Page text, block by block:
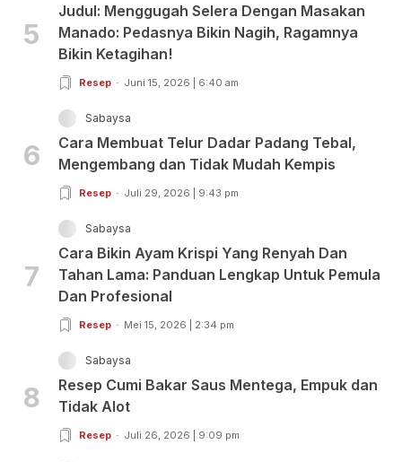
5
Judul: Menggugah Selera Dengan Masakan
Manado: Pedasnya Bikin Nagih, Ragamnya
Bikin Ketagihan!
Resep Juni 15, 2026 | 6:40 am
6
Sabaysa
Cara Membuat Telur Dadar Padang Tebal,
Mengembang dan Tidak Mudah Kempis
Resep Juli 29, 2026 | 9:43 pm
7
Sabaysa
Cara Bikin Ayam Krispi Yang Renyah Dan
Tahan Lama: Panduan Lengkap Untuk Pemula
Dan Profesional
Resep Mei 15, 2026 | 2:34 pm
8
Sabaysa
Resep Cumi Bakar Saus Mentega, Empuk dan
Tidak Alot
Resep Juli 26, 2026 | 9:09 pm